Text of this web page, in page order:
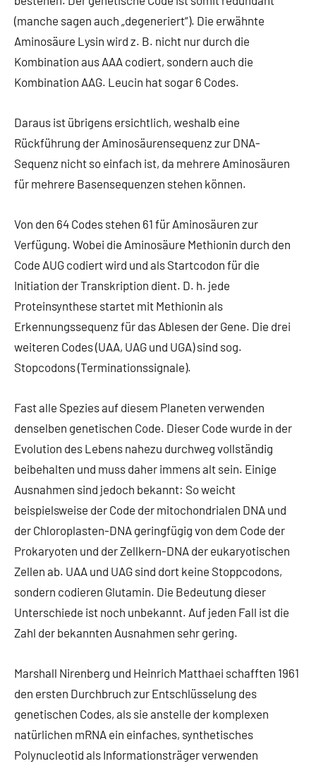
(manche sagen auch „degeneriert“). Die erwähnte
Aminosäure Lysin wird z. B. nicht nur durch die
Kombination aus AAA codiert, sondern auch die
Kombination AAG. Leucin hat sogar 6 Codes.
Daraus ist übrigens ersichtlich, weshalb eine
Rückführung der Aminosäurensequenz zur DNA-
Sequenz nicht so einfach ist, da mehrere Aminosäuren
für mehrere Basensequenzen stehen können.
Von den 64 Codes stehen 61 für Aminosäuren zur
Verfügung. Wobei die Aminosäure Methionin durch den
Code AUG codiert wird und als Startcodon für die
Initiation der Transkription dient. D. h. jede
Proteinsynthese startet mit Methionin als
Erkennungssequenz für das Ablesen der Gene. Die drei
weiteren Codes (UAA, UAG und UGA) sind sog.
Stopcodons (Terminationssignale).
Fast alle Spezies auf diesem Planeten verwenden
denselben genetischen Code. Dieser Code wurde in der
Evolution des Lebens nahezu durchweg vollständig
beibehalten und muss daher immens alt sein. Einige
Ausnahmen sind jedoch bekannt: So weicht
beispielsweise der Code der mitochondrialen DNA und
der Chloroplasten-DNA geringfügig von dem Code der
Prokaryoten und der Zellkern-DNA der eukaryotischen
Zellen ab. UAA und UAG sind dort keine Stoppcodons,
sondern codieren Glutamin. Die Bedeutung dieser
Unterschiede ist noch unbekannt. Auf jeden Fall ist die
Zahl der bekannten Ausnahmen sehr gering.
Marshall Nirenberg und Heinrich Matthaei schafften 1961
den ersten Durchbruch zur Entschlüsselung des
genetischen Codes, als sie anstelle der komplexen
natürlichen mRNA ein einfaches, synthetisches
Polynucleotid als Informationsträger verwenden